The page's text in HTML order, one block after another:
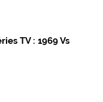
TV : 1969 Vs